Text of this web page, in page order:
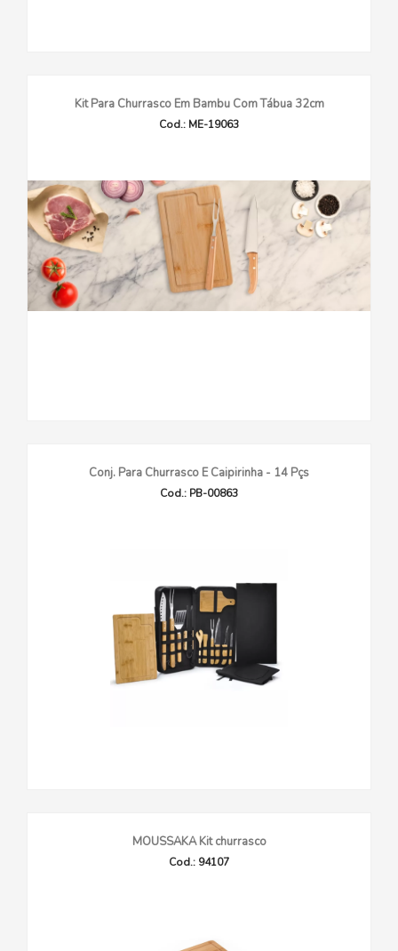
Kit Para Churrasco Em Bambu Com Tábua 32cm
Cod.: ME-19063
Conj. Para Churrasco E Caipirinha - 14 Pçs
Cod.: PB-00863
MOUSSAKA Kit churrasco
Cod.: 94107